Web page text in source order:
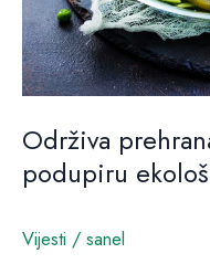
Održiva
podupiru
Vijesti / sanel
života